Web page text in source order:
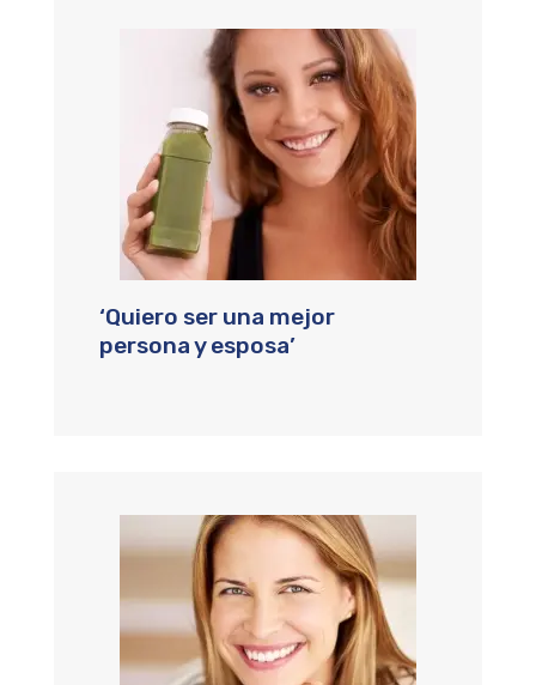
‘Quiero ser una mejor
persona y esposa’